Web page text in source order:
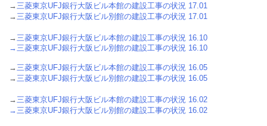
→ 三菱東京UFJ銀行大阪ビル本館の建設工事の状況 17.01
→ 三菱東京UFJ銀行大阪ビル別館の建設工事の状況 17.01
→ 三菱東京UFJ銀行大阪ビル本館の建設工事の状況 16.10
→ 三菱東京UFJ銀行大阪ビル別館の建設工事の状況 16.10
→ 三菱東京UFJ銀行大阪ビル本館の建設工事の状況 16.05
→ 三菱東京UFJ銀行大阪ビル別館の建設工事の状況 16.05
→ 三菱東京UFJ銀行大阪ビル本館の建設工事の状況 16.02
→ 三菱東京UFJ銀行大阪ビル別館の建設工事の状況 16.02